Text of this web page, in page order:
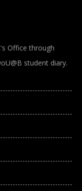
Office through
student diary.